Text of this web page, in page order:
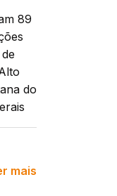
89
do
mais